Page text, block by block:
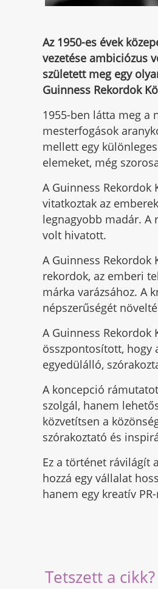
Az 1950-es évek
vezetése ambiciózus
született meg egy
Guinness Rekordok
1955-ben látta meg a
mesterfogások
mellett egy
elemeket, még
A Guinness Rekordok
vitatkoztak az
legnagyobb madár. A
volt hivatott.
A Guinness
rekordok, az emberi
márka varázsához. A
népszerűségét
A Guinness
összpontosított, hogy
egyedülálló,
A koncepció
szolgál, hanem
közvetítsen a
szórakoztató és
Ez a történet rávilágít
hozzá egy vállalat
hanem egy kreatív
Tetszett a cikk?